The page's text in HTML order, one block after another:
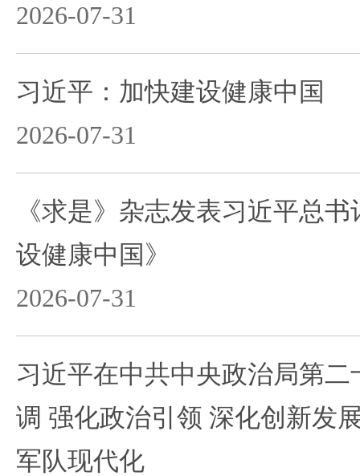
2026-07-31
习近平：加快建设健康中国
2026-07-31
《求是》杂志发表习近平总
设健康中国》
2026-07-31
习近平在中共中央政治局第
调 强化政治引领 深化创新发
军队现代化